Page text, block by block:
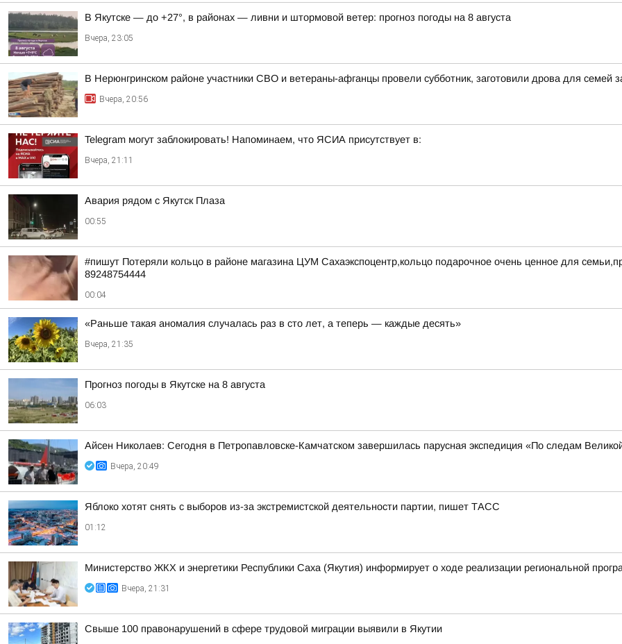
В Якутске — до +27°, в районах — ливни и штормовой ветер: прогноз погоды на 8 августа
Вчера, 23:05
В Нерюнгринском районе участники СВО и ветераны-афганцы провели субботник, заготовили дрова для семей
Вчера, 20:56
Telegram могут заблокировать! Напоминаем, что ЯСИА присутствует в:
Вчера, 21:11
Авария рядом с Якутск Плаза
00:55
#пишут Потеряли кольцо в районе магазина ЦУМ Сахаэкспоцентр,кольцо подарочное очень ценное для
89248754444
00:04
«Раньше такая аномалия случалась раз в сто лет, а теперь — каждые десять»
Вчера, 21:35
Прогноз погоды в Якутске на 8 августа
06:03
Айсен Николаев: Сегодня в Петропавловске-Камчатском завершилась парусная экспедиция «По следам
Вчера, 20:49
Яблоко хотят снять с выборов из-за экстремистской деятельности партии, пишет ТАСС
01:12
Министерство ЖКХ и энергетики Республики Саха (Якутия) информирует о ходе реализации региональной
Вчера, 21:31
Свыше 100 правонарушений в сфере трудовой миграции выявили в Якутии